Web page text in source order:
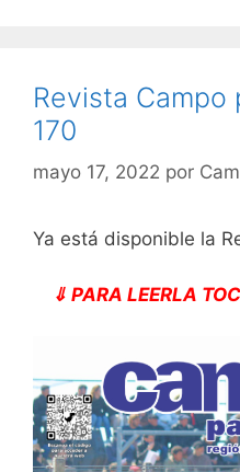
Revista Campo
170
mayo 17, 2022 por
Ya está disponible la
⇓ PARA LEERLA